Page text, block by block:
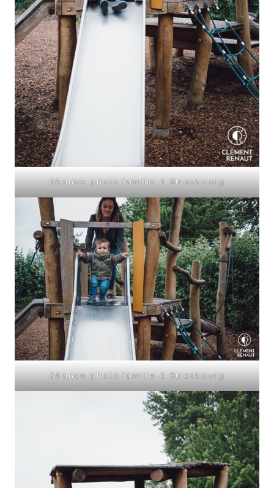
Séance photo famille à Strasbourg
Séance photo famille à Strasbourg